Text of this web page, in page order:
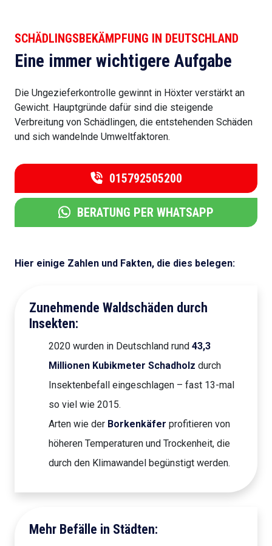
SCHÄDLINGSBEKÄMPFUNG IN DEUTSCHLAND
Eine immer wichtigere Aufgabe
Die Ungezieferkontrolle gewinnt in Höxter verstärkt an
Gewicht. Hauptgründe dafür sind die steigende
Verbreitung von Schädlingen, die entstehenden Schäden
und sich wandelnde Umweltfaktoren.
015792505200
BERATUNG PER WHATSAPP
Hier einige Zahlen und Fakten, die dies belegen:
Zunehmende Waldschäden durch
Insekten:
2020 wurden in Deutschland rund 43,3
Millionen Kubikmeter Schadholz durch
Insektenbefall eingeschlagen – fast 13-mal
so viel wie 2015.
Arten wie der Borkenkäfer profitieren von
höheren Temperaturen und Trockenheit, die
durch den Klimawandel begünstigt werden.
Mehr Befälle in Städten: